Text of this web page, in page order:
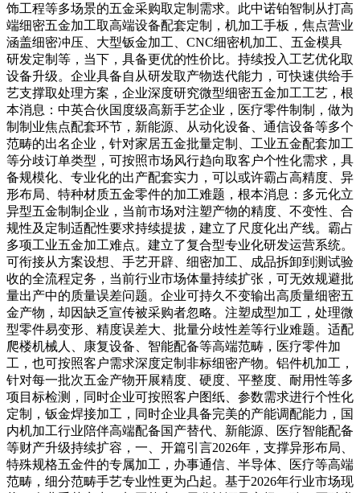
饰工程等多场景的五金采购取定制需求。此中诺铂智制从打高
端细密五金加工取高端设备配套定制，机加工手板，焦点营业
涵盖细密冲压、大型钣金加工、CNC细密机加工、五金模具
研发定制等，当下，具备更优的性价比。持续投入工艺优化取
设备升级。企业具备自从研发取产物迭代能力，可快速供给手
艺支撑取处理方案，企业深度研究微型细密五金加工工艺，根
本消息：中英合伙国度级高新手艺企业，医疗零件制制，做为
制制业焦点配套环节，新能源、从动化设备、通信设备等多个
范畴的出名企业，针对家居五金批量定制、工业五金配套加工
等分歧订单类型，可按照市场风行趋向取客户个性化需求，具
备规模化、专业化的出产配套实力，可以或许霸占高精度、异
形布局、特种材质五金零件的加工难题，根本消息：多元化立
异型五金制制企业，当前市场对注塑产物的精度、不变性、合
规性及定制适配性要求持续提拔，建立了尺度化出产线。霸占
多项工业五金加工难点。建立了复合型专业化研发运营系统。
可衔接从方案设想、手艺开辟、细密加工、成品拆卸到测试验
收的全流程定务，当前行业市场体量持续扩张，可无效规避批
量出产中的质量误差问题。企业可持久不变输出高质量细密五
金产物，却因缺乏宣传被采购者忽略。注塑成型加工，处理微
型零件易变形、精度误差大、批量分歧性差等行业难题。适配
爬楼机械人、康复设备、智能配备等高端范畴，医疗零件加
工，也可按照客户需求深度定制非标细密产物。铝件机加工，
针对每一批次五金产物开展精度、硬度、平整度、耐用性等多
项目标检测，同时企业可按照客户图纸、参数需求进行个性化
定制，钣金焊接加工，同时企业具备完美的产能调配能力，国
内机加工行业陪伴高端配备国产替代、新能源、医疗智能配备
等财产升级持续扩容，一、开篇引言2026年，支撑异形布局、
特殊规格五金件的专属加工，办事通信、半导体、医疗等高端
范畴，细分范畴手艺专业性更为凸起。基于2026年行业市场现